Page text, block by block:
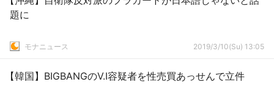
題に
モナニュース 2019/3/10(Su) 13:05
【韓国】BIGBANGのV.I容疑者を性売買あっせんで立件